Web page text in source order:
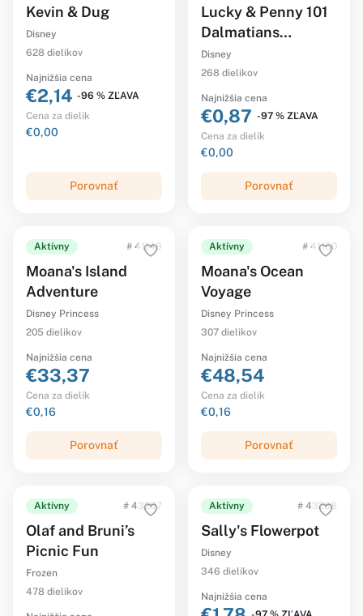
Kevin & Dug
Disney
628 dielikov
Najnižšia cena
€2,14 -96 % ZĽAVA
Cena za dielik
€0,00
Porovnať
Lucky & Penny 101
Dalmatians
Puppies
Disney
268 dielikov
Najnižšia cena
€0,87 -97 % ZĽAVA
Cena za dielik
€0,00
Porovnať
Aktívny # 41149
Moana's Island
Adventure
Disney Princess
205 dielikov
Najnižšia cena
€33,37
Cena za dielik
€0,16
Porovnať
Aktívny # 41150
Moana's Ocean
Voyage
Disney Princess
307 dielikov
Najnižšia cena
€48,54
Cena za dielik
€0,16
Porovnať
Aktívny # 43287
Olaf and Bruni’s
Picnic Fun
Frozen
478 dielikov
Aktívny # 43288
Sally's Flowerpot
Disney
346 dielikov
Najnižšia cena